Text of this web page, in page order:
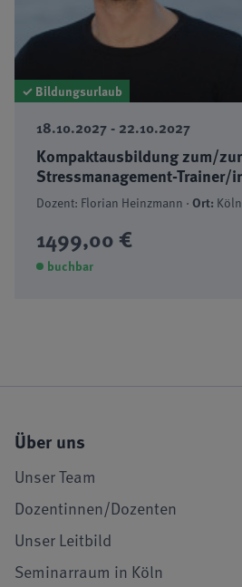
✓ Bildungsurlaub
18.10.2027 - 22.10.2027
Kompaktausbildung zum/zur
Stressmanagement-Trainer/
Dozent: Florian Heinzmann ·Ort:
1499,00 €
buchbar
Über uns
Unser Team
Dozentinnen/Dozenten
Unser Leitbild
Seminarraum in Köln